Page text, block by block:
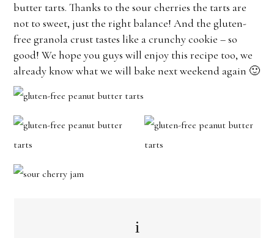
butter tarts. Thanks to the sour cherries the tarts are
not to sweet, just the right balance! And the gluten-
free granola crust tastes like a crunchy cookie – so
good! We hope you guys will enjoy this recipe too, we
already know what we will bake next weekend again 🙂